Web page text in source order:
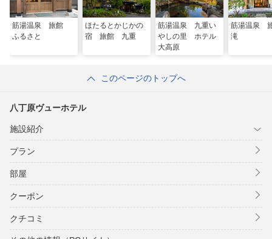
筋湯温泉 旅館
ふるさと
ほたるとかじかの
宿 旅館 九重
筋湯温泉 九重い
やしの里 ホテル
大高原
筋湯温泉
滝
このページのトップへ
八丁原ヴューホテル
施設紹介
プラン
部屋
クーポン
クチコミ